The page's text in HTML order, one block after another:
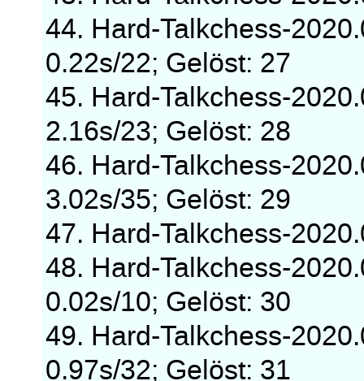
44. Hard-Talkchess-
0.22s/22; Gelöst: 27
45. Hard-Talkchess-
2.16s/23; Gelöst: 28
46. Hard-Talkchess-
3.02s/35; Gelöst: 29
47. Hard-Talkchess-
48. Hard-Talkchess-
0.02s/10; Gelöst: 30
49. Hard-Talkchess-
0.97s/32; Gelöst: 31